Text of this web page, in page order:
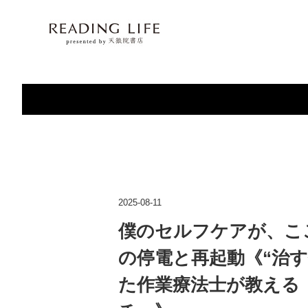
2025-08-11
僕のセルフケアが、
の停電と再起動《“治
た作業療法士が教え